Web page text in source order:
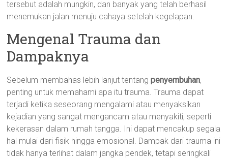
tersebut adalah mungkin, dan banyak yang telah berhasil
menemukan jalan menuju cahaya setelah kegelapan.
Mengenal Trauma dan
Dampaknya
Sebelum membahas lebih lanjut tentangpenyembuhan,
penting untuk memahami apa itu trauma. Trauma dapat
terjadi ketika seseorang mengalami atau menyaksikan
kejadian yang sangat mengancam atau menyakiti, seperti
kekerasan dalam rumah tangga. Ini dapat mencakup segala
hal mulai dari fisik hingga emosional. Dampak dari trauma ini
tidak hanya terlihat dalam jangka pendek, tetapi seringkali